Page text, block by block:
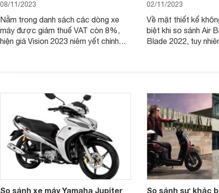
08/11/2023
Nằm trong danh sách các dòng xe
máy được giảm thuế VAT còn 8%,
hiện giá Vision 2023 niêm yết chính
02/11/2023
Về mặt thiết kế
biệt khi so sánh Air
Blade 2022, tuy
So sánh xe máy Yamaha Jupiter
So sánh sự khác